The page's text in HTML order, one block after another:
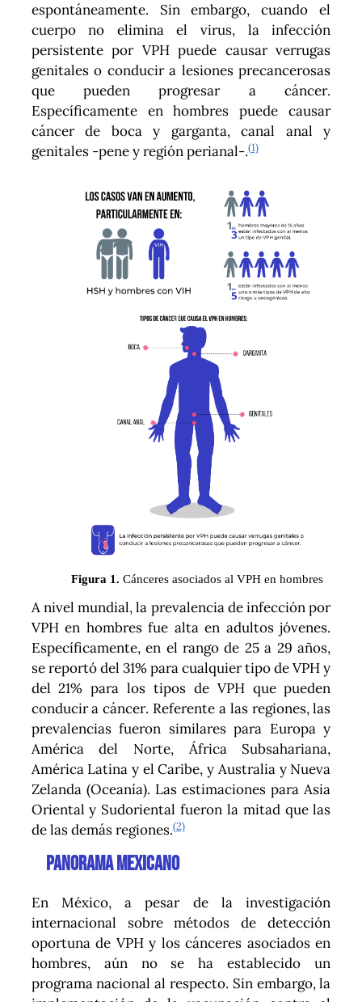
espontáneamente. Sin embargo, cuando el
cuerpo no elimina el virus, la infección
persistente por VPH puede causar verrugas
genitales o conducir a lesiones precancerosas
que pueden progresar a cáncer.
Específicamente en hombres puede causar
cáncer de boca y garganta, canal anal y
genitales -pene y región perianal-.(1)
Figura 1. Cánceres asociados al VPH en hombres
A nivel mundial, la prevalencia de infección por
VPH en hombres fue alta en adultos jóvenes.
Específicamente, en el rango de 25 a 29 años,
se reportó del 31% para cualquier tipo de VPH y
del 21% para los tipos de VPH que pueden
conducir a cáncer. Referente a las regiones, las
prevalencias fueron similares para Europa y
América del Norte, África Subsahariana,
América Latina y el Caribe, y Australia y Nueva
Zelanda (Oceanía). Las estimaciones para Asia
Oriental y Sudoriental fueron la mitad que las
de las demás regiones.(2)
Panorama mexicano
En México, a pesar de la investigación
internacional sobre métodos de detección
oportuna de VPH y los cánceres asociados en
hombres, aún no se ha establecido un
programa nacional al respecto. Sin embargo, la